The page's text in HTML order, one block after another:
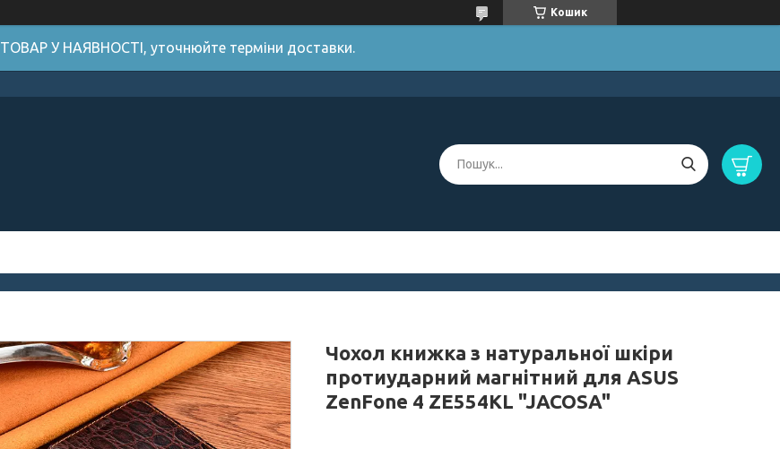
Кошик
ТОВАР У НАЯВНОСТІ, уточнюйте терміни доставки.
Чохол книжка з натуральної шкіри
протиударний магнітний для ASUS
ZenFone 4 ZE554KL "JACOSA"